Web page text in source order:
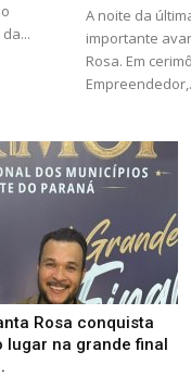
A noite da
importante
Rosa. Em
Rosa conquista
lugar na grande final